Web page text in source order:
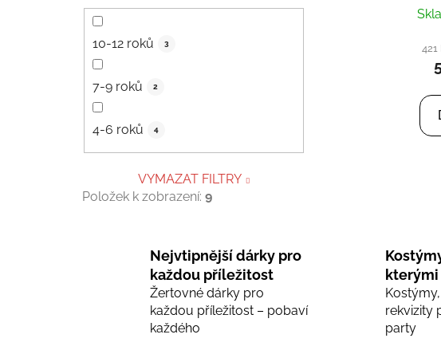
10-12 roků 3
7-9 roků 2
4-6 roků 4
VYMAZAT FILTRY
Položek k zobrazení: 9
421
Nejvtipnější dárky pro
každou příležitost
Žertovné dárky pro
každou příležitost – pobaví
každého
rekvizity
party